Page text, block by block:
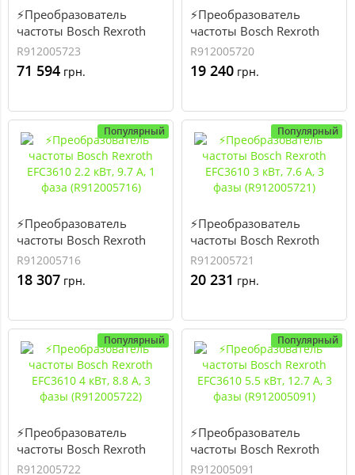
⚡Преобразователь
частоты Bosch Rexroth
EFC3610 18.5 кВт, 39.2 А,
3 фазы (R912005723)
R912005723
71 594 грн.
⚡Преобразователь
частоты Bosch Rexroth
EFC3610 2.2 кВт, 5.6 А, 3
фазы (R912005720)
R912005720
19 240 грн.
Популярный
⚡Преобразователь
частоты Bosch Rexroth
EFC3610 2.2 кВт, 9.7 А, 1
фаза (R912005716)
R912005716
18 307 грн.
Популярный
⚡Преобразователь
частоты Bosch Rexroth
EFC3610 3 кВт, 7.6 А, 3
фазы (R912005721)
R912005721
20 231 грн.
Популярный
⚡Преобразователь
частоты Bosch Rexroth
EFC3610 4 кВт, 8.8 А, 3
R912005722
Популярный
⚡Преобразователь
частоты Bosch Rexroth
EFC3610 5.5 кВт, 12.7 А, 3
R912005091